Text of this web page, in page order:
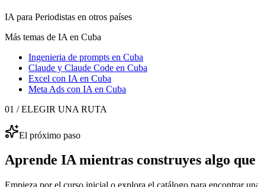
IA para Periodistas en otros países
Más temas de IA en Cuba
Ingenieria de prompts en Cuba
Claude y Claude Code en Cuba
Excel con IA en Cuba
Meta Ads con IA en Cuba
01 / ELEGIR UNA RUTA
El próximo paso
Aprende IA mientras construyes algo que